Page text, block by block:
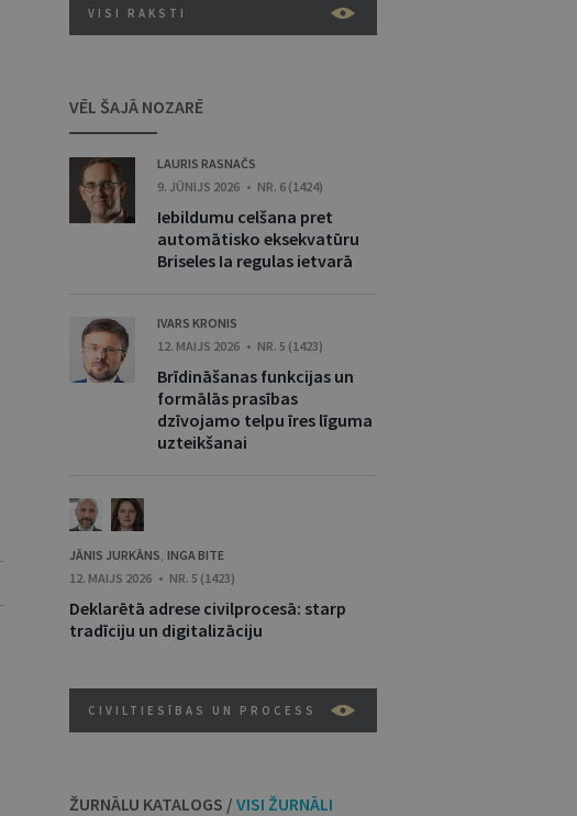
VISI RAKSTI
VĒL ŠAJĀ NOZARĒ
LAURIS RASNAČS
9. JŪNIJS 2026 • NR. 6 (1424)
Iebildumu celšana pret
automātisko eksekvatūru
Briseles Ia regulas ietvarā
IVARS KRONIS
12. MAIJS 2026 • NR. 5 (1423)
Brīdināšanas funkcijas un
formālās prasības
dzīvojamo telpu īres līguma
uzteikšanai
JĀNIS JURKĀNS, INGA BITE
12. MAIJS 2026 • NR. 5 (1423)
Deklarētā adrese civilprocesā: starp
tradīciju un digitalizāciju
CIVILTIESĪBAS UN PROCESS
ŽURNĀLU KATALOGS / VISI ŽURNĀLI